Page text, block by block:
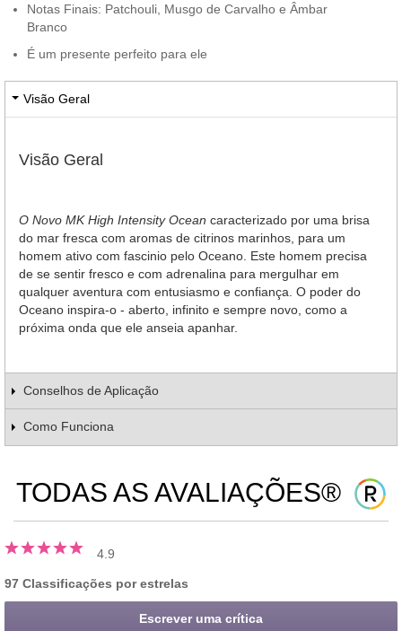
Notas Finais: Patchouli, Musgo de Carvalho e Âmbar
Branco
É um presente perfeito para ele
Visão Geral
Visão Geral
O Novo MK High Intensity Ocean caracterizado por uma brisa
do mar fresca com aromas de citrinos marinhos, para um
homem ativo com fascinio pelo Oceano. Este homem precisa
de se sentir fresco e com adrenalina para mergulhar em
qualquer aventura com entusiasmo e confiança. O poder do
Oceano inspira-o - aberto, infinito e sempre novo, como a
próxima onda que ele anseia apanhar.
Conselhos de Aplicação
Como Funciona
TODAS AS AVALIAÇÕES®
4.9
97 Classificações por estrelas
Escrever uma crítica